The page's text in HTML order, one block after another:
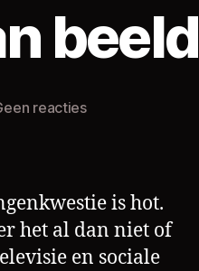
beeld
reactiesop
beeldis hot.
het al dan niet of
en sociale